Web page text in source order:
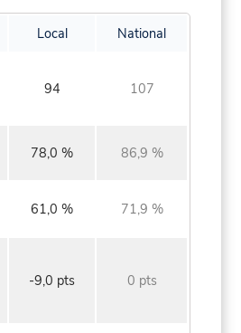
Local National
94 107
78,0 % 86,9 %
61,0 % 71,9 %
-9,0 pts 0 pts